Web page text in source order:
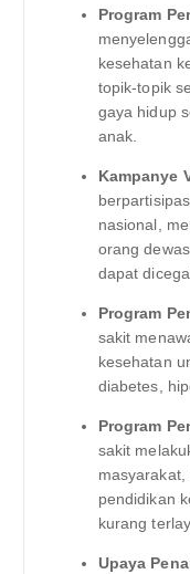
Program
kesehatan
topik-topik
gaya hidup
anak.
Kampanye
nasional,
orang
dapat
Program
sakit
kesehatan
diabetes,
Program
sakit
pendidikan
kurang
Upaya